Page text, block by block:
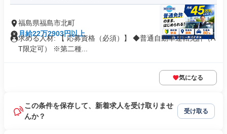
福島県福島市北町
月給22万2903円以上
求める人材: 【 応募資格（必須）】 ◆普通自動車運転免許（A
T限定可） ※第二種...
気になる
この条件を保存して、新着求人を受け取りませ
んか？
受け取る